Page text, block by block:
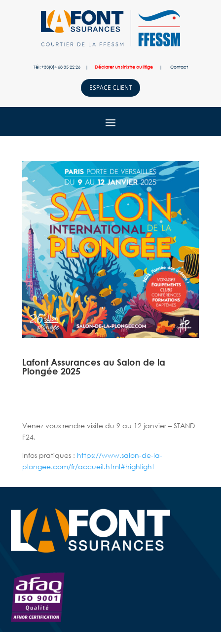
Tél: +33(0)4 68 35 22 26 | Déclarer un sinistre ou litige| Contact
ESPACE CLIENT
Lafont Assurances au Salon de la
Plongée 2025
Venez vous rendre visite du 9 au 12 janvier – STAND
F24.
Infos pratiques : https://www.salon-de-la-
plongee.com/fr/accueil.html#highlight